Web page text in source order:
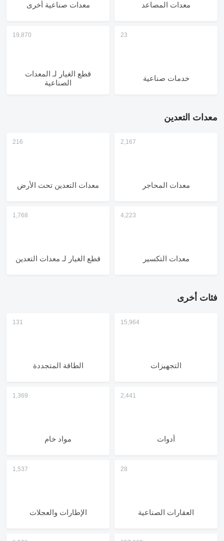
معدات المصاعد معدات صناعية أخرى
خدمات صناعية
قطع الغيار لـ المعدات
الصناعية
معدات التعدين
معدات المحاجر معدات التعدين تحت الأرض
معدات التكسير قطع الغيار لـ معدات التعدين
فئات أخرى
التجهيزات الطاقة المتجددة
أدوات مواد خام
العقارات الصناعية الإطارات والعجلات